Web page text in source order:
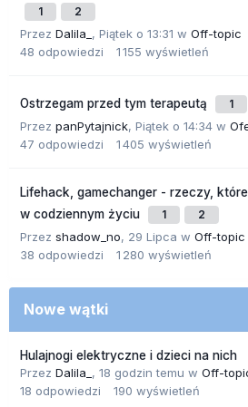
1 2
Przez Dalila_ , Piątek o 13:31 w Off-topic
48 odpowiedzi 1 155 wyświetleń
Ostrzegam przed tym terapeutą 1
Przez panPytajnick, Piątek o 14:34 w
47 odpowiedzi 1 405 wyświetleń
Lifehack, gamechanger - rzeczy,
w codziennym życiu
1 2
Przez shadow_no, 29 Lipca w Off-topic
38 odpowiedzi 1 280 wyświetleń
Nowe wątki
Hulajnogi elektryczne i dzieci na nich
Przez Dalila_ , 18 godzin temu w Off-
18 odpowiedzi 190 wyświetleń